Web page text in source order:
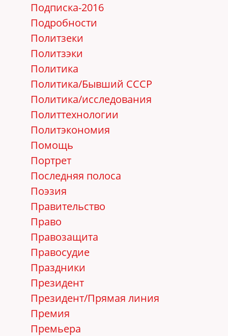
Подписка-2016
Подробности
Политзеки
Политзэки
Политика
Политика/Бывший СССР
Политика/исследования
Политтехнологии
Политэкономия
Помощь
Портрет
Последняя полоса
Поэзия
Правительство
Право
Правозащита
Правосудие
Праздники
Президент
Президент/Прямая линия
Премия
Премьера